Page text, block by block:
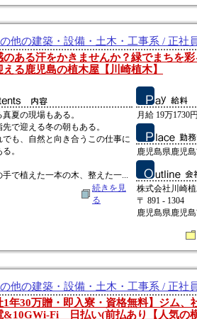
他の建築・設備・土木・工事系 / 正社
のある汗をかきませんか？緑でまちを
える鹿児島の植木屋【川崎植木】
夏の現場もある。
で迎える冬の朝もある。
も、自然と向き合うこの仕事に
。
手で植えた一本の木、整えた一...
続きを見
る
月給 19万1730
鹿児島県鹿児
株式会社川崎
〒 891 - 1304
鹿児島県鹿児
他の建築・設備・土木・工事系 / 正社
1年30万贈・即入寮・資格無料】ジム、
&10GWi-Fi 日払い(前払あり【人気の